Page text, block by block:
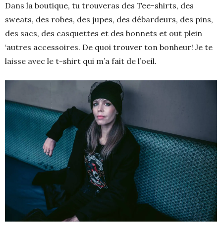
Dans la boutique, tu trouveras des Tee-shirts, des
sweats, des robes, des jupes, des débardeurs, des pins,
des sacs, des casquettes et des bonnets et out plein
‘autres accessoires. De quoi trouver ton bonheur! Je te
laisse avec le t-shirt qui m’a fait de l’oeil.